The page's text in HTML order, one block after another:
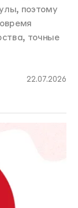
поэтому
точные
22.07.2026